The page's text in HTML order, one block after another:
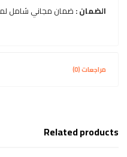
الضمان : ضمان مجاني شامل
مراجعات (0)
Related products